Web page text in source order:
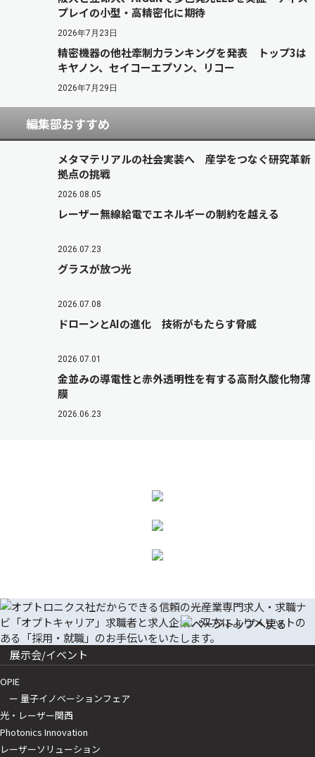
プレイの小型・高精密化に期待
2026年7月23日
精密機器の他社牽制力ランキングを発表 トップ3は
キヤノン、セイコーエプソン、リコー
2026年7月29日
編集部おすすめ
メタマテリアルの社会実装へ 産学をつなぐ研究革新
拠点の挑戦
2026.08.05
レーザー無線給電でエネルギーの制約を越える
2026.07.23
グラスが放つ光
2026.07.08
ドローンとAIの進化 技術がもたらす脅威
2026.07.01
金並みの導電性と赤外透明性を有する高耐久酸化物薄
膜
2026.06.23
展示会/イベント
OPIE
ー 量子イノベーションフェア
光・レーザー関西
Photonics Innovation
レーザーソリューション